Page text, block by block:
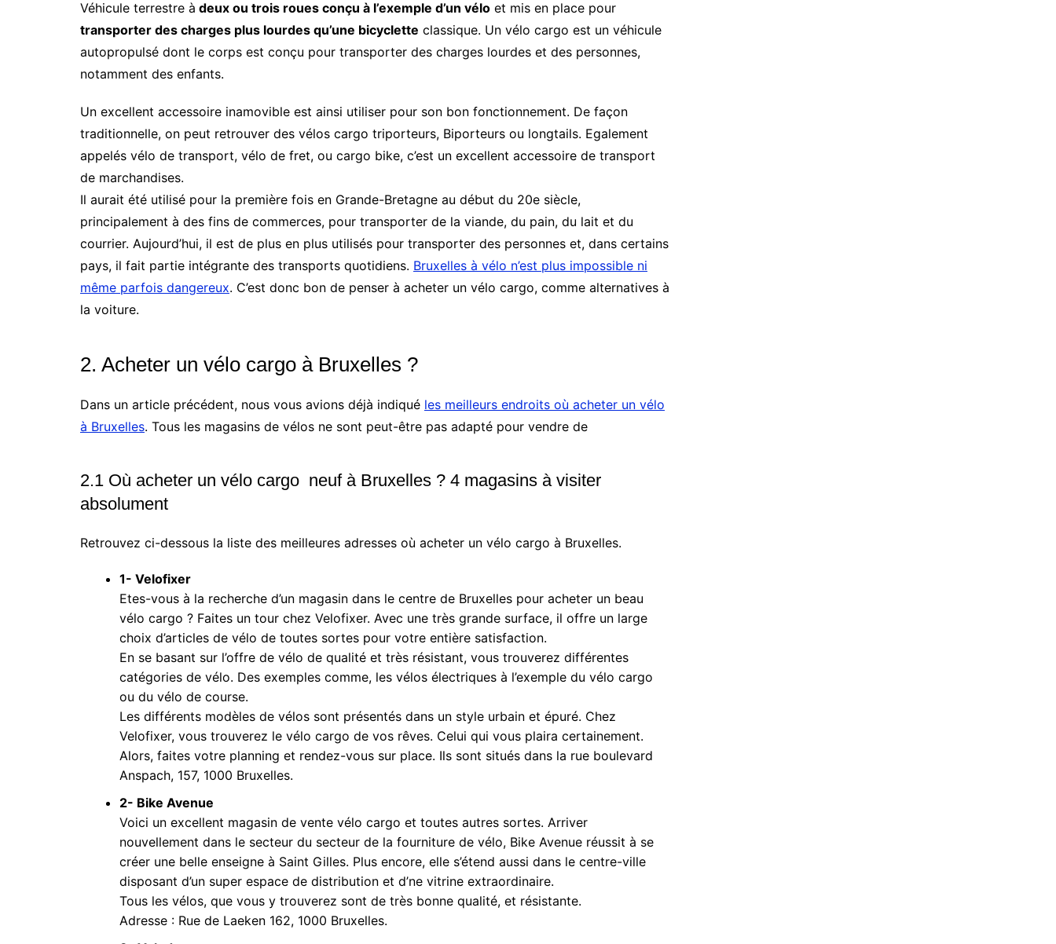
Véhicule terrestre à deux ou trois roues conçu à l’exemple d’un vélo et mis en place pour
transporter des charges plus lourdes qu’une bicyclette classique. Un vélo cargo est un véhicule
autopropulsé dont le corps est conçu pour transporter des charges lourdes et des personnes,
notamment des enfants.
Un excellent accessoire inamovible est ainsi utiliser pour son bon fonctionnement. De façon
traditionnelle, on peut retrouver des vélos cargo triporteurs, Biporteurs ou longtails. Egalement
appelés vélo de transport, vélo de fret, ou cargo bike, c’est un excellent accessoire de transport
de marchandises.
Il aurait été utilisé pour la première fois en Grande-Bretagne au début du 20e siècle,
principalement à des fins de commerces, pour transporter de la viande, du pain, du lait et du
courrier. Aujourd’hui, il est de plus en plus utilisés pour transporter des personnes et, dans certains
pays, il fait partie intégrante des transports quotidiens. Bruxelles à vélo n’est plus impossible ni
même parfois dangereux. C’est donc bon de penser à acheter un vélo cargo, comme alternatives à
la voiture.
2. Acheter un vélo cargo à Bruxelles ?
Dans un article précédent, nous vous avions déjà indiqué les meilleurs endroits où acheter un vélo
à Bruxelles. Tous les magasins de vélos ne sont peut-être pas adapté pour vendre de
2.1 Où acheter un vélo cargo neuf à Bruxelles ? 4 magasins à visiter
absolument
Retrouvez ci-dessous la liste des meilleures adresses où acheter un vélo cargo à Bruxelles.
1- Velofixer
Etes-vous à la recherche d’un magasin dans le centre de Bruxelles pour acheter un beau
vélo cargo ? Faites un tour chez Velofixer. Avec une très grande surface, il offre un large
choix d’articles de vélo de toutes sortes pour votre entière satisfaction.
En se basant sur l’offre de vélo de qualité et très résistant, vous trouverez différentes
catégories de vélo. Des exemples comme, les vélos électriques à l’exemple du vélo cargo
ou du vélo de course.
Les différents modèles de vélos sont présentés dans un style urbain et épuré. Chez
Velofixer, vous trouverez le vélo cargo de vos rêves. Celui qui vous plaira certainement.
Alors, faites votre planning et rendez-vous sur place. Ils sont situés dans la rue boulevard
Anspach, 157, 1000 Bruxelles.
2- Bike Avenue
Voici un excellent magasin de vente vélo cargo et toutes autres sortes. Arriver
nouvellement dans le secteur du secteur de la fourniture de vélo, Bike Avenue réussit à se
créer une belle enseigne à Saint Gilles. Plus encore, elle s’étend aussi dans le centre-ville
disposant d’un super espace de distribution et d’ne vitrine extraordinaire.
Tous les vélos, que vous y trouverez sont de très bonne qualité, et résistante.
Adresse : Rue de Laeken 162, 1000 Bruxelles.